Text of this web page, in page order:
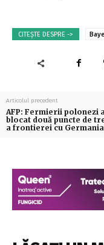
CITEȘTE DESPRE ->
Articolul precedent
AFP: Fermierii polonezi
blocat două puncte de
a frontierei cu Germania